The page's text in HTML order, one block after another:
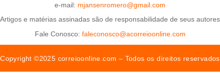
e-mail: mjansenromero@gmail.com
Artigos e matérias assinadas são de responsabilidade de seus autores
Fale Conosco: faleconosco@acorreioonline.com
Copyright ©2025 correioonline.com – Todos os direitos reservados